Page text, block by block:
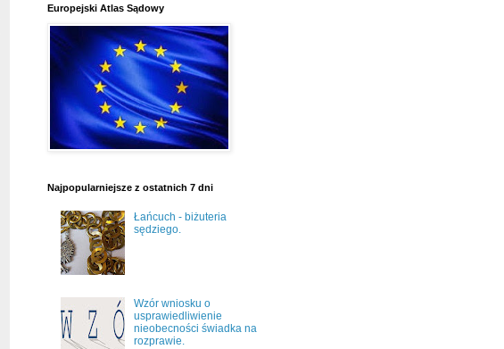
Europejski Atlas Sądowy
Najpopularniejsze z ostatnich 7 dni
Łańcuch - biżuteria
sędziego.
Wzór wniosku o
usprawiedliwienie
nieobecności świadka na
rozprawie.